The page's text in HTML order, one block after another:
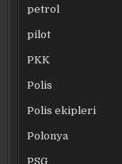
petrol
pilot
PKK
Polis
Polis ekipleri
Polonya
PSG